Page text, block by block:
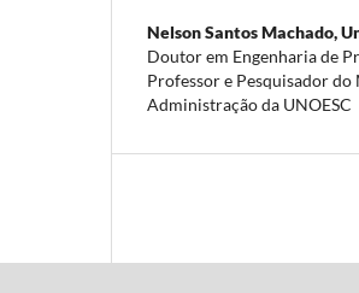
Nelson Santos Machado,
Doutor em Engenharia de
Professor e Pesquisador
Administração da UNOESC